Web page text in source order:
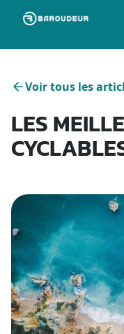
Voir tous les
LES